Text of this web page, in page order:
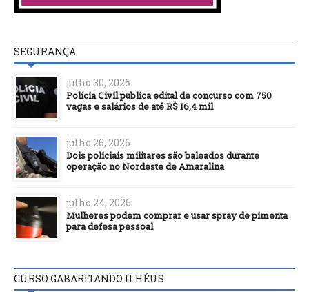
SEGURANÇA
julho 30, 2026
Polícia Civil publica edital de concurso com 750
vagas e salários de até R$ 16,4 mil
julho 26, 2026
Dois policiais militares são baleados durante
operação no Nordeste de Amaralina
julho 24, 2026
Mulheres podem comprar e usar spray de pimenta
para defesa pessoal
CURSO GABARITANDO ILHÉUS